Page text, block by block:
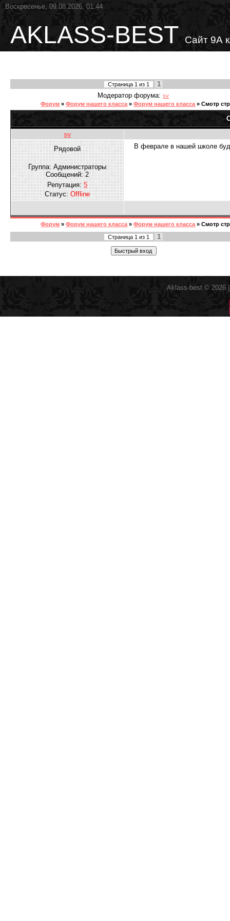
Воскресенье, 09.08.2026, 01:44
AKLASS-BEST Сайт 9А
Страница 1 из 1
1
Модератор форума:sv
Форум » Форум нашего класса » Форум нашего класса » Смотр
sv
Рядовой
Группа: Администраторы
Сообщений:2
Репутация:5
Статус:Offline
В феврале в нашей школе
Форум » Форум нашего класса » Форум нашего класса » Смотр
Страница 1 из 1 1
Aklass-best © 2026